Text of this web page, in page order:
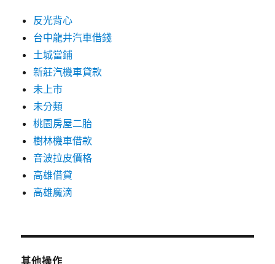
反光背心
台中龍井汽車借錢
土城當鋪
新莊汽機車貸款
未上市
未分類
桃園房屋二胎
樹林機車借款
音波拉皮價格
高雄借貸
高雄魔滴
其他操作